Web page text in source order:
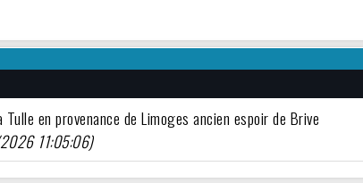
en provenance de Limoges ancien espoir de Brive
11:05:06)